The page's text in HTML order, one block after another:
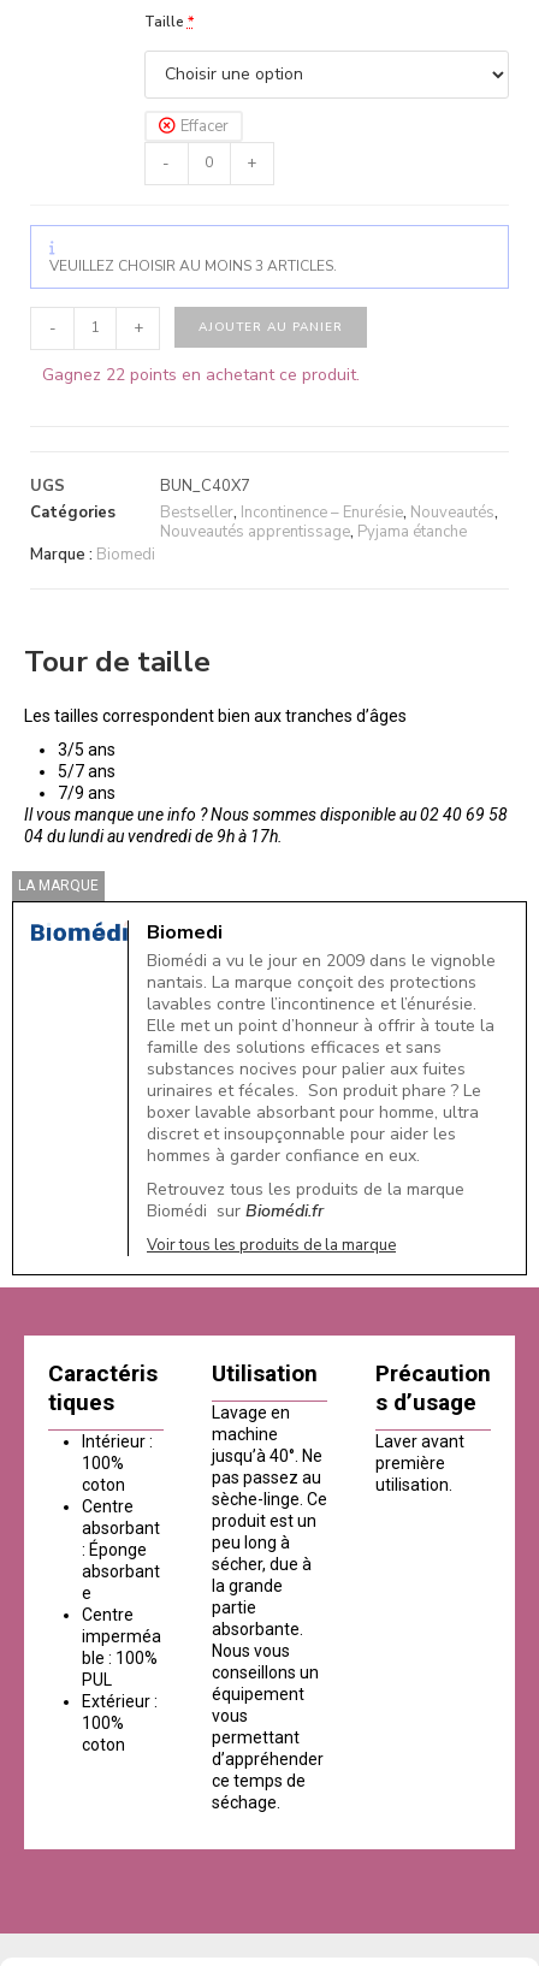
Taille *
Effacer
-
+
VEUILLEZ CHOISIR AU MOINS 3 ARTICLES.
- + AJOUTER AU PANIER
Gagnez 22 points en achetant ce produit.
UGS
BUN_C40X7
Catégories
Bestseller, Incontinence – Enurésie, Nouveautés,
Nouveautés apprentissage, Pyjama étanche
Marque : Biomedi
Tour de taille
Les tailles correspondent bien aux tranches d’âges
3/5 ans
5/7 ans
7/9 ans
Il vous manque une info ? Nous sommes disponible au 02 40 69 58
04 du lundi au vendredi de 9h à 17h.
LA MARQUE
Biomedi
Biomédi a vu le jour en 2009 dans le vignoble
nantais. La marque conçoit des protections
lavables contre l’incontinence et l’énurésie.
Elle met un point d’honneur à offrir à toute la
famille des solutions efficaces et sans
substances nocives pour palier aux fuites
urinaires et fécales. Son produit phare ? Le
boxer lavable absorbant pour homme, ultra
discret et insoupçonnable pour aider les
hommes à garder confiance en eux.
Retrouvez tous les produits de la marque
Biomédi sur Biomédi.fr
Voir tous les produits de la marque
Caractéris
tiques
Intérieur :
100%
coton
Centre
absorbant
: Éponge
absorbant
e
Centre
imperméa
ble : 100%
PUL
Extérieur :
100%
coton
Utilisation
Lavage en
machine
jusqu’à 40°. Ne
pas passez au
sèche-linge. Ce
produit est un
peu long à
sécher, due à
la grande
partie
absorbante.
Nous vous
conseillons un
équipement
vous
permettant
d’appréhender
ce temps de
séchage.
Précaution
s d’usage
Laver avant
première
utilisation.